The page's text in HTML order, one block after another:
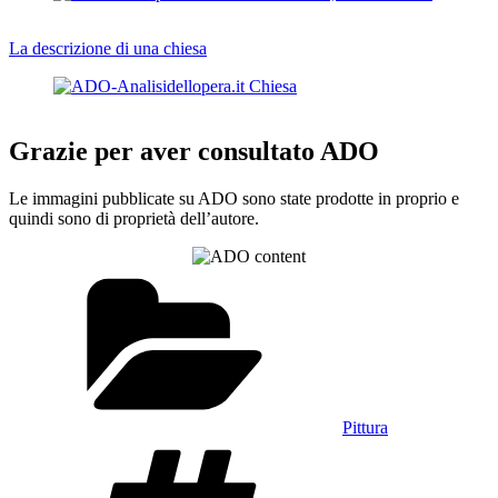
La descrizione di una chiesa
Grazie per aver consultato ADO
Le immagini pubblicate su ADO sono state prodotte in proprio e
quindi sono di proprietà dell’autore.
Pittura